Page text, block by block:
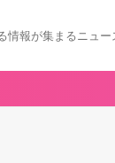
情報が集まるニュー